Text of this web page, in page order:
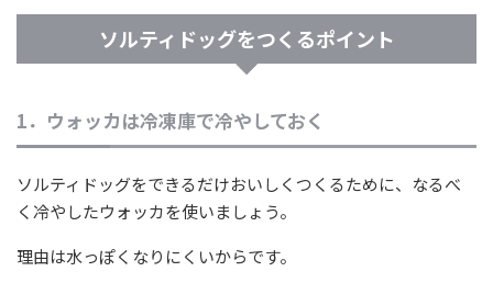
ソルティドッグをつくるポイント
1．ウォッカは冷凍庫で冷やしておく
ソルティドッグをできるだけおいしくつくるために、なるべ
く冷やしたウォッカを使いましょう。
理由は水っぽくなりにくいからです。